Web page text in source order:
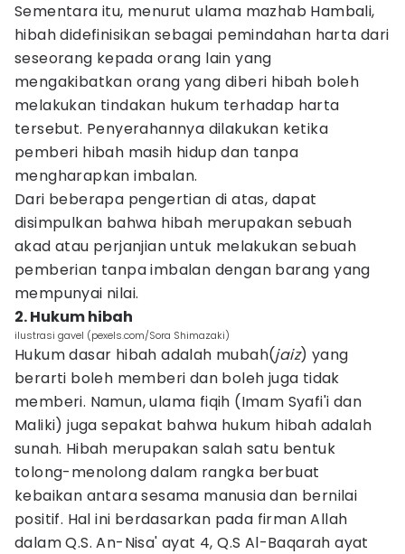
Sementara itu, menurut ulama mazhab Hambali,
hibah didefinisikan sebagai pemindahan harta dari
seseorang kepada orang lain yang
mengakibatkan orang yang diberi hibah boleh
melakukan tindakan hukum terhadap harta
tersebut. Penyerahannya dilakukan ketika
pemberi hibah masih hidup dan tanpa
mengharapkan imbalan.
Dari beberapa pengertian di atas, dapat
disimpulkan bahwa hibah merupakan sebuah
akad atau perjanjian untuk melakukan sebuah
pemberian tanpa imbalan dengan barang yang
mempunyai nilai.
2. Hukum hibah
ilustrasi gavel (pexels.com/Sora Shimazaki)
Hukum dasar hibah adalah mubah(jaiz) yang
berarti boleh memberi dan boleh juga tidak
memberi. Namun, ulama fiqih (Imam Syafi'i dan
Maliki) juga sepakat bahwa hukum hibah adalah
sunah. Hibah merupakan salah satu bentuk
tolong-menolong dalam rangka berbuat
kebaikan antara sesama manusia dan bernilai
positif. Hal ini berdasarkan pada firman Allah
dalam Q.S. An-Nisa' ayat 4, Q.S Al-Baqarah ayat